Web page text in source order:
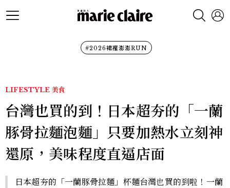
#2026裙襬澎澎RUN
LIFESTYLE 美食
台灣也買的到！日本超夯的「一蘭
豚骨拉麵泡麵」只要加熱水立刻神
還原，美味程度直逼店面
日本超夯的「一蘭豚骨拉麵」杯麵台灣也買的到啦！一蘭